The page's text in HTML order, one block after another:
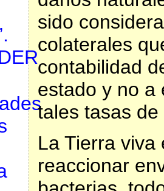
sido
colaterales
contabilidad
estado y no a
tales tasas
La Tierra viva
reaccionar